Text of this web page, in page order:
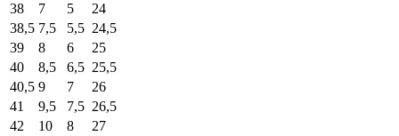
38
7 5
24
38,5 7,5 5,5 24,5
39
8 6
25
40
8,5 6,5 25,5
40,5 9 7
26
41
9,5 7,5 26,5
42
10 8
27